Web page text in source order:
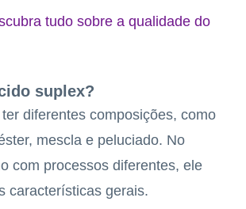
tudo sobre a qualidade do
suplex?
diferentes composições, como
mescla e peluciado. No
com processos diferentes, ele
características gerais.